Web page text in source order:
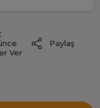
Ver
Paylaş